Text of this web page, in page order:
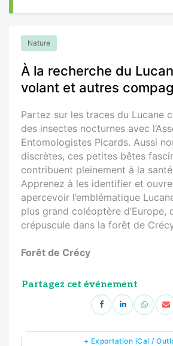
Nature
À la recherche du
volant et autres
Partez sur les traces du Lucane
des insectes nocturnes avec
Entomologistes Picards. Aussi
discrètes, ces petites bêtes
contribuent pleinement à la
Apprenez à les identifier et
apercevoir l’emblématique
plus grand coléoptère d’Europe,
crépuscule dans la forêt de
Forêt de Crécy
Partagez cet événement
+ Exportation iCal /